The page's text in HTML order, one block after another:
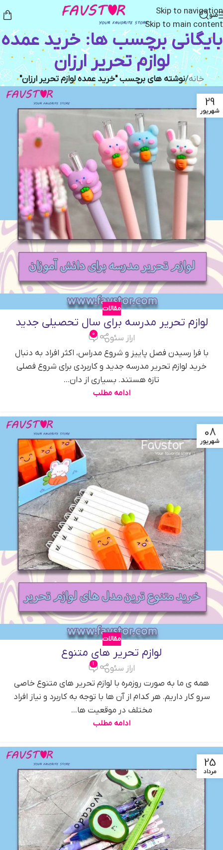
Skip to navigation
Skip to main content
منو
بایگانی برچسب ها: خرید عمده
لوازم تحریر ارزان
خانه/نوشته های برچسب "خرید عمده لوازم تحریر ارزان"
29
شهریور
مقالات
لوازم تحریر مدرسه برای سال تحصیلی جدید
اراز سئو 0
با فرا رسیدن فصل پاییز و شروع مدراس، اکثر افراد به دنبال
خرید لوازم تحریر مدرسه جدید و کاربردی برای شروع فصلی
تازه هستند. بسیاری از دان...
ادامه مطلب
08
شهریور
مقالات
لوازم تحریر های متنوع
اراز سئو 1
همه ی ما به صورت روزمره با لوازم تحریر های متنوع خاصی
سرو کار داریم. هر کدام از آن ها با توجه به کاربرد و نیاز افراد
مختلف در موقعیت ها...
ادامه مطلب
25
مرداد